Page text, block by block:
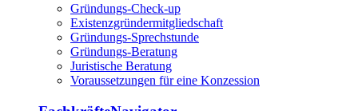
Gründungs-Check-up
Existenzgründermitgliedschaft
Gründungs-Sprechstunde
Gründungs-Beratung
Juristische Beratung
Voraussetzungen für eine Konzession